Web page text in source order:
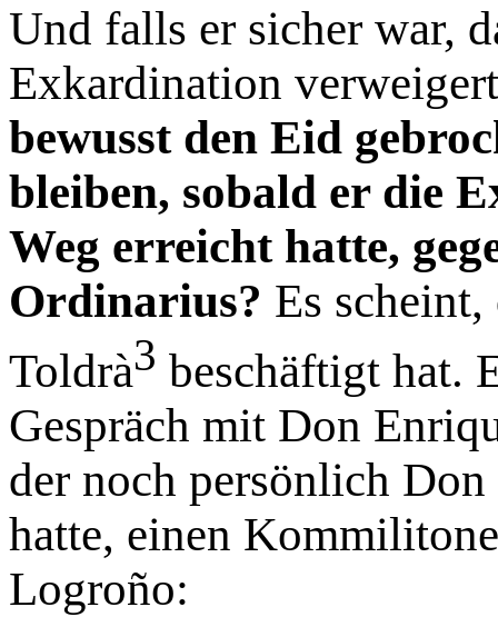
Und falls er sicher war,
Exkardination
bewusst den Eid
bleiben, sobald er die
Weg erreicht hatte,
Ordinarius? Es scheint,
Toldrà3 beschäftigt hat.
Gespräch mit Don
der noch persönlich
hatte, einen
Logroño: